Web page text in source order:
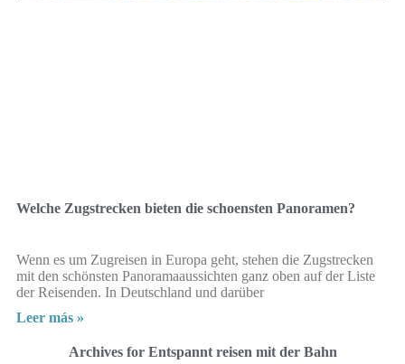
Welche Zugstrecken bieten die schoensten Panoramen?
Wenn es um Zugreisen in Europa geht, stehen die Zugstrecken
mit den schönsten Panoramaaussichten ganz oben auf der Liste
der Reisenden. In Deutschland und darüber
Leer más »
Archives for Entspannt reisen mit der Bahn